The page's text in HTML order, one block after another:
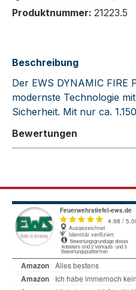
Produktnummer: 21223.5
Beschreibung
Der EWS DYNAMIC FIRE
modernste Technologie
Sicherheit. Mit nur ca.
Bewertungen